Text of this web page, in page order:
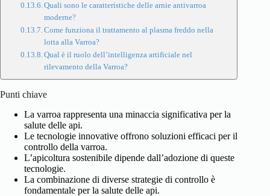
Quali sono le caratteristiche delle arnie antivarroa
moderne?
Come funziona il trattamento al plasma freddo nella
lotta alla Varroa?
Qual è il ruolo dell’intelligenza artificiale nel
rilevamento della Varroa?
Punti chiave
La varroa rappresenta una minaccia significativa per la
salute delle api.
Le tecnologie innovative offrono soluzioni efficaci per il
controllo della varroa.
L’apicoltura sostenibile dipende dall’adozione di queste
tecnologie.
La combinazione di diverse strategie di controllo è
fondamentale per la salute delle api.